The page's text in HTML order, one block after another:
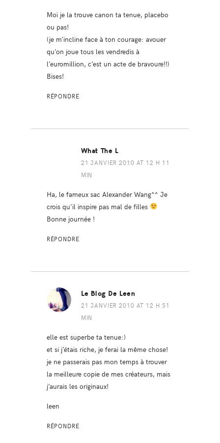
Moi je la trouve canon ta tenue, placebo
ou pas!
(je m’incline face à ton courage: avouer
qu’on joue tous les vendredis à
l’euromillion, c’est un acte de bravoure!!)
Bises!
RÉPONDRE
What The L
21 JANVIER 2010 AT 12 H 11
MIN
Ha, le fameux sac Alexander Wang^^ Je
crois qu’il inspire pas mal de filles
Bonne journée !
RÉPONDRE
Le Blog De Leen
21 JANVIER 2010 AT 12 H 51
MIN
elle est superbe ta tenue:)
et si j’étais riche, je ferai la même chose!
je ne passerais pas mon temps à trouver
la meilleure copie de mes créateurs, mais
j’aurais les originaux!
leen
RÉPONDRE